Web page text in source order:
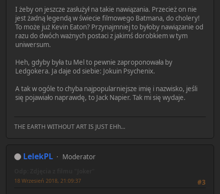
I żeby on jeszcze zasłużył na takie nawiązania. Przecież on nie
jest żadną legendą w świecie filmowego Batmana, do cholery!
To może już Kevin Eaton? Przynajmniej to byłoby nawiązanie od
razu do dwóch ważnych postaci z jakimś dorobkiem w tym
uniwersum.
Heh, gdyby była tu Mel to pewnie zaproponowała by
Ledgokera. Ja daje od siebie: Jokuin Psychenix.
A tak w ogóle to chyba najpopularniejsze imię i nazwisko, jeśli
się pojawiało naprawdę, to Jack Napier. Tak mi się wydaje.
THE EARTH WITHOUT ART IS JUST EHh...
LelekPL Moderator
#3
18 Wrzesień 2018, 21:09:37